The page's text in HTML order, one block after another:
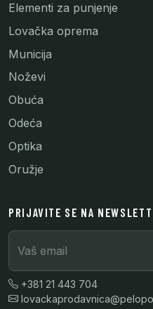
Elementi za punjenje
Lovačka oprema
Municija
Noževi
Obuća
Odeća
Optika
Oružje
PRIJAVITE SE NA
Vaš email
+381 21 443 704